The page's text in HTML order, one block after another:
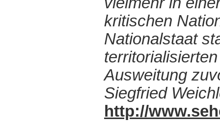
kritischen
Nationalstaat
Ausweitung
Siegfried
http://